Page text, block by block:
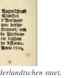
staet,